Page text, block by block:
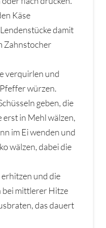
Käse
damit
Zahnstocher
verquirlen und
würzen.
geben, die
erst in Mehl wälzen,
im Ei wenden und
wälzen, dabei die
und die
bei mittlerer Hitze
das dauert